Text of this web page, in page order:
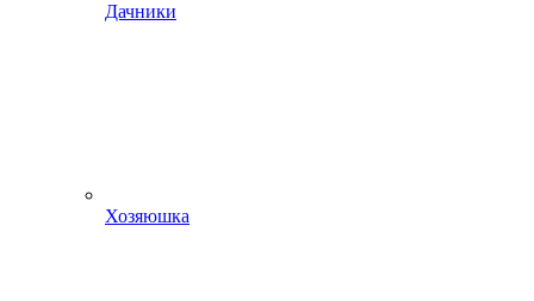
Дачники
Хозяюшка